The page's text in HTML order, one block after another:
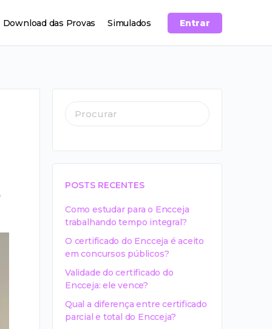
Download das Provas Simulados Entrar
POSTS RECENTES
Como estudar para o Encceja
trabalhando tempo integral?
O certificado do Encceja é aceito
em concursos públicos?
Validade do certificado do
Encceja: ele vence?
Qual a diferença entre certificado
parcial e total do Encceja?